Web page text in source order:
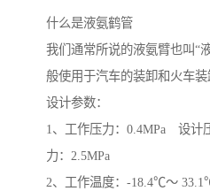
什么是液氨鹤管
我们通常所说的液氨臂也叫“
般使用于汽车的装卸和火车装
设计参数：
1、工作压力：0.4MPa 设计
力：2.5MPa
2、工作温度：-18.4℃～